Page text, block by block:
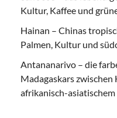
Kultur, Kaffee und
Hainan – Chinas
Palmen, Kultur und
Antananarivo – die
Madagaskars zwischen
afrikanisch-